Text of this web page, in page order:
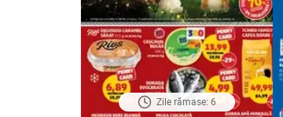
Zile rămase: 6